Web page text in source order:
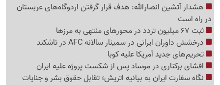
هشدار آتشین انصارالله: هدف قرار گرفتن اردوگاه‌های عربستان
در راه است
ثبت 67 میلیون تردد در محورهای منتهی به مرزها
درخشش داوران ایرانی در سمینار سالانه AFC در تاشکند
تحریم‌های جدید آمریکا علیه کوبا
افشای برکناری در موساد پس از شکست پروژه علیه ایران
نگاه سفارت ایران به بیانیه اتریش؛ تقابل حقوق بشر و جنایات